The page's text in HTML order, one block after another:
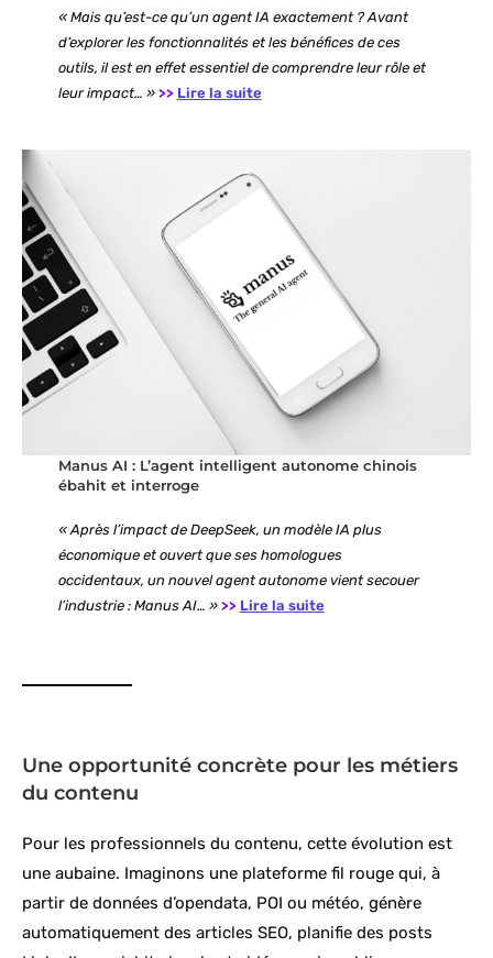
« Mais qu’est-ce qu’un agent IA exactement ? Avant
d’explorer les fonctionnalités et les bénéfices de ces
outils, il est en effet essentiel de comprendre leur rôle et
leur impact… » >> Lire la suite
Manus AI : L’agent intelligent autonome chinois
ébahit et interroge
« Après l’impact de DeepSeek, un modèle IA plus
économique et ouvert que ses homologues
occidentaux, un nouvel agent autonome vient secouer
l’industrie : Manus AI… » >> Lire la suite
Une opportunité concrète pour les métiers
du contenu
Pour les professionnels du contenu, cette évolution est
une aubaine. Imaginons une plateforme fil rouge qui, à
partir de données d’opendata, POI ou météo, génère
automatiquement des articles SEO, planifie des posts